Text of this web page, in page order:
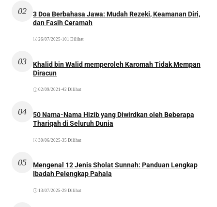
02
3 Doa Berbahasa Jawa: Mudah Rezeki, Keamanan Diri,
dan Fasih Ceramah
26/07/2025 •101 Dilihat
03
Khalid bin Walid memperoleh Karomah Tidak Mempan
Diracun
02/09/2021 •42 Dilihat
04
50 Nama-Nama Hizib yang Diwirdkan oleh Beberapa
Thariqah di Seluruh Dunia
30/06/2025 •35 Dilihat
05
Mengenal 12 Jenis Sholat Sunnah: Panduan Lengkap
Ibadah Pelengkap Pahala
13/07/2025 •29 Dilihat